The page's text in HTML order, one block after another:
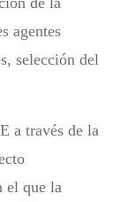
agentes
selección del
a través de la
el que la